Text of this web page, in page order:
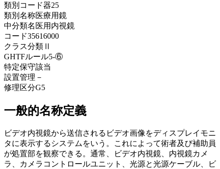
類別コード器25
類別名称医療用鏡
中分類名 医用内視鏡
コード35616000
クラス分類 Ⅱ
GHTFルール5-⑥
特定保守該当
設置管理 －
修理区分G5
一般的名称定義
ビデオ内視鏡から送信されるビデオ画像をディスプレイモニ
タに表示するシステムをいう。これによって術者及び補助員
が処置部を観察できる。通常、ビデオ内視鏡、内視鏡カメ
ラ、カメラコントロールユニット、光源と光源ケーブル、ビ